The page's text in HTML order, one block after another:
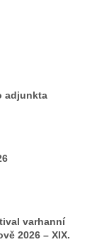
adjunkta
varhanní
2026 – XIX.